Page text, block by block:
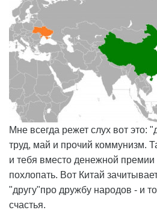
Мне всегда режет слух вот это:
труд, май и прочий коммунизм.
и тебя вместо денежной премии
похлопать. Вот Китай
"другу"про дружбу народов - и
счастья.